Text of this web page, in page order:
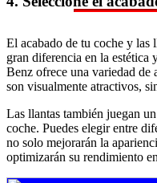
El acabado de tu coche y las
gran diferencia en la estética
Benz ofrece una variedad de
son visualmente atractivos,
Las llantas también juegan
coche. Puedes elegir entre
no solo mejorarán la
optimizarán su rendimiento